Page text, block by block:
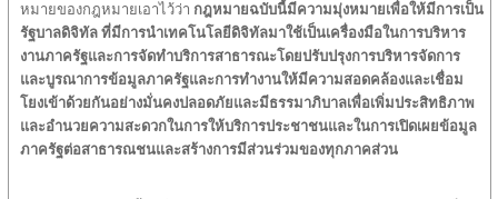
หมายของกฎหมายเอาไว้ว่า กฎหมายฉบับนี้มีความมุ่งหมายเพื่อให้มีการเป็น
รัฐบาลดิจิทัล ที่มีการนำเทคโนโลยีดิจิทัลมาใช้เป็นเครื่องมือในการบริหาร
งานภาครัฐและการจัดทำบริการสาธารณะโดยปรับปรุงการบริหารจัดการ
และบูรณาการข้อมูลภาครัฐและการทำงานให้มีความสอดคล้องและเชื่อม
โยงเข้าด้วยกันอย่างมั่นคงปลอดภัยและมีธรรมาภิบาลเพื่อเพิ่มประสิทธิภาพ
และอำนวยความสะดวกในการให้บริการประชาชนและในการเปิดเผยข้อมูล
ภาครัฐต่อสาธารณชนและสร้างการมีส่วนร่วมของทุกภาคส่วน